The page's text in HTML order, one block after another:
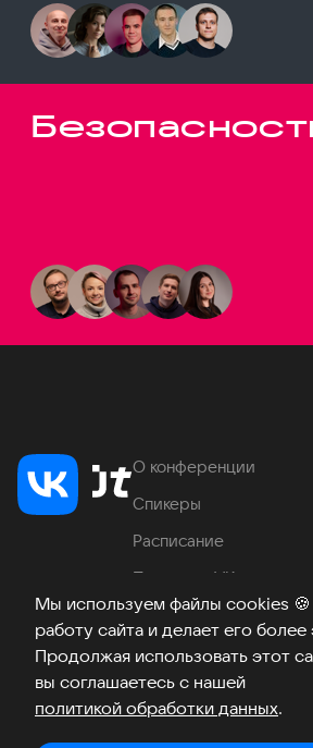
Мы используем файлы cookies 🍪
работу сайта и делает его
Продолжая использовать этот
вы соглашаетесь с нашей
политикой обработки данных.
О конференции
Спикеры
Расписание
Продукты VK
Место проведения
Часто задаваемые
ТелеграмВКонтакте
Хабр
Возникли вопросы?